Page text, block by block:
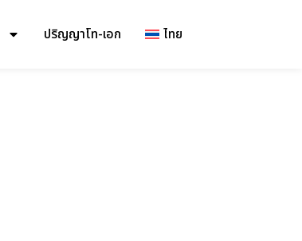
ปริญญาโท-เอก ไทย